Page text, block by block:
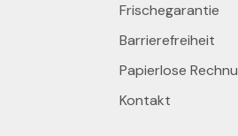
Frischegarantie
Barrierefreiheit
Papierlose
Kontakt